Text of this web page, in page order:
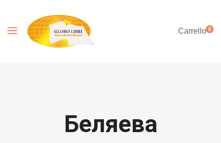
Carrello0
Беляева